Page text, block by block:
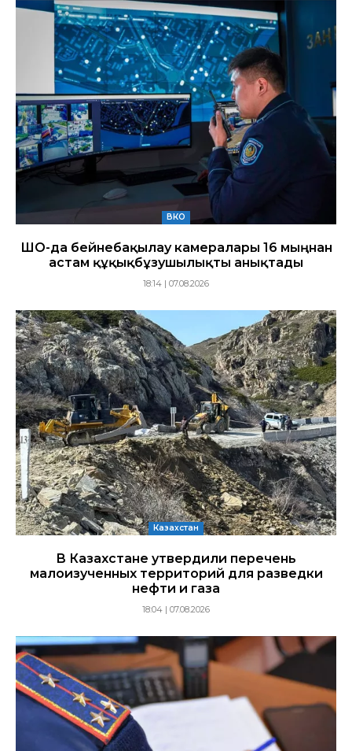
ВКО
ШҚО-да бейнебақылау камералары 16 мыңнан
астам құқықбұзушылықты анықтады
18:14 | 07.08.2026
Казахстан
В Казахстане утвердили перечень
малоизученных территорий для разведки
нефти и газа
18:04 | 07.08.2026